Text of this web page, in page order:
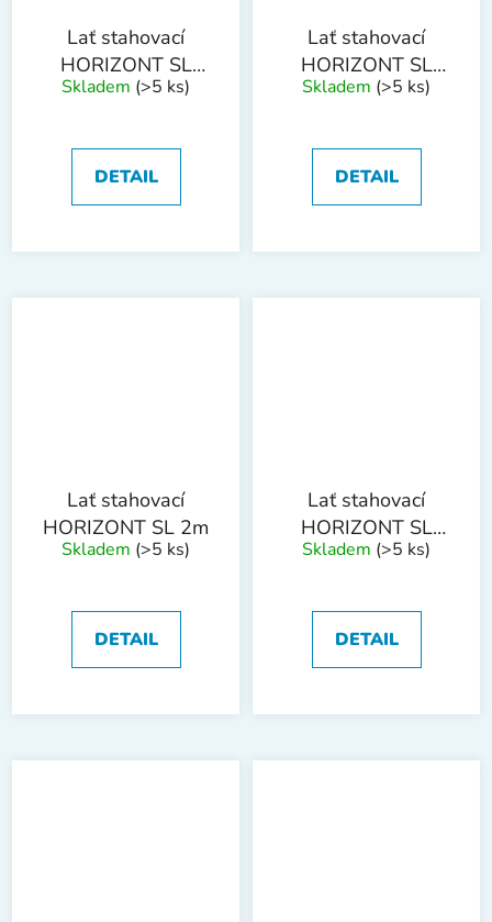
Lať stahovací
HORIZONT SL
1.5m
Skladem (>5 ks)
DETAIL
Lať stahovací
HORIZONT SL
1.8m
Skladem (>5 ks)
DETAIL
Lať stahovací
HORIZONT SL 2m
Skladem (>5 ks)
DETAIL
Lať stahovací
HORIZONT SL
2.5m
Skladem (>5 ks)
DETAIL